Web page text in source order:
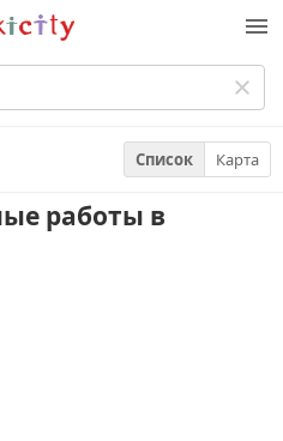
Викисити
Список Карта
работы в